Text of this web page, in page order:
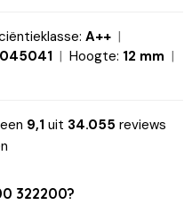
A++
Hoogte: 12 mm
9,1 uit 34.055 reviews
322200?